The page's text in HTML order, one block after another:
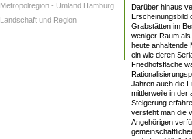
Metropolregion - Umland Hamburg
Landschaft und Region
Darüber hinaus
Erscheinungsbild
Grabstätten im
weniger Raum
heute anhaltende
ein wie deren
Friedhofsfläche
Jahren auch die
mittlerweile in der
Steigerung
versteht man die
Angehörigen